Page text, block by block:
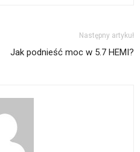
Następny artykuł
Jak podnieść moc w 5.7 HEMI?